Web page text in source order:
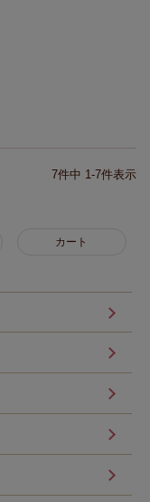
7件中 1-7件表示
カート